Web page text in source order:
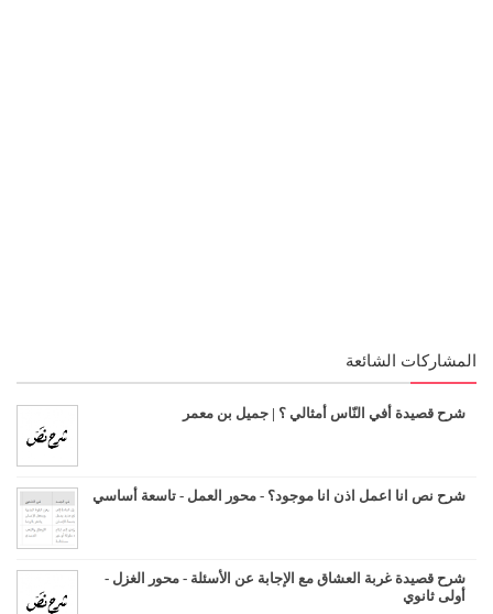
المشاركات الشائعة
شرح قصيدة أفي النّاس أمثالي ؟ | جميل بن معمر
شرح نص انا اعمل اذن انا موجود؟ - محور العمل - تاسعة أساسي
شرح قصيدة غربة العشاق مع الإجابة عن الأسئلة - محور الغزل -
أولى ثانوي